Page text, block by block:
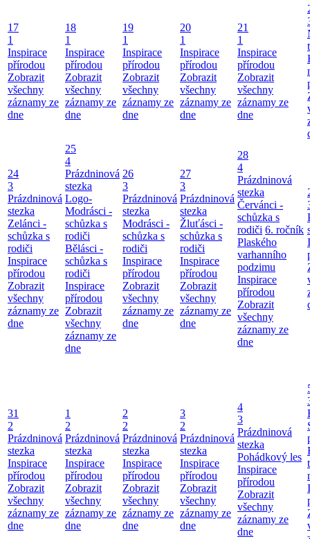
17
1
Inspirace
přírodou
Zobrazit
všechny
záznamy ze
dne
18
1
Inspirace
přírodou
Zobrazit
všechny
záznamy ze
dne
19
1
Inspirace
přírodou
Zobrazit
všechny
záznamy ze
dne
20
1
Inspirace
přírodou
Zobrazit
všechny
záznamy ze
dne
21
1
Inspirace
přírodou
Zobrazit
všechny
záznamy ze
dne
24
3
Prázdninová
stezka
Zelánci -
schůzka s
rodiči
Inspirace
přírodou
Zobrazit
všechny
záznamy ze
dne
25
4
Prázdninová
stezka
Logo-
Modrásci -
schůzka s
rodiči
Bělásci -
schůzka s
rodiči
Inspirace
přírodou
Zobrazit
všechny
záznamy ze
dne
26
3
Prázdninová
stezka
Modrásci -
schůzka s
rodiči
Inspirace
přírodou
Zobrazit
všechny
záznamy ze
dne
27
3
Prázdninová
stezka
Žluťásci -
schůzka s
rodiči
Inspirace
přírodou
Zobrazit
všechny
záznamy ze
dne
28
4
Prázdninová
stezka
Červánci -
schůzka s
rodiči 6. ročník
Plaského
varhanního
podzimu
Inspirace
přírodou
Zobrazit
všechny
záznamy ze
dne
31
2
Prázdninová
stezka
Inspirace
přírodou
Zobrazit
všechny
záznamy ze
dne
1
2
Prázdninová
stezka
Inspirace
přírodou
Zobrazit
všechny
záznamy ze
dne
2
2
Prázdninová
stezka
Inspirace
přírodou
Zobrazit
všechny
záznamy ze
dne
3
2
Prázdninová
stezka
Inspirace
přírodou
Zobrazit
všechny
záznamy ze
dne
4
3
Prázdninová
stezka
Pohádkový les
Inspirace
přírodou
Zobrazit
všechny
záznamy ze
dne